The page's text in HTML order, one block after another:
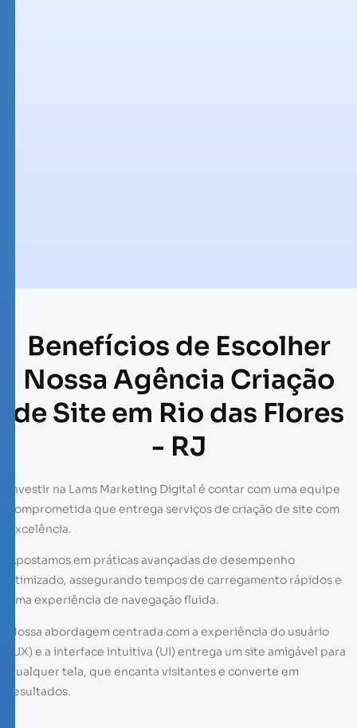
Benefícios de Escolher
Nossa Agência Criação
de Site em Rio das Flores
- RJ
Investir na Lams Marketing Digital é contar com uma equipe
comprometida que entrega serviços de criação de site com
excelência.
Apostamos em práticas avançadas de desempenho
otimizado, assegurando tempos de carregamento rápidos e
uma experiência de navegação fluida.
Nossa abordagem centrada com a experiência do usuário
(UX) e a interface intuitiva (UI) entrega um site amigável para
qualquer tela, que encanta visitantes e converte em
resultados.